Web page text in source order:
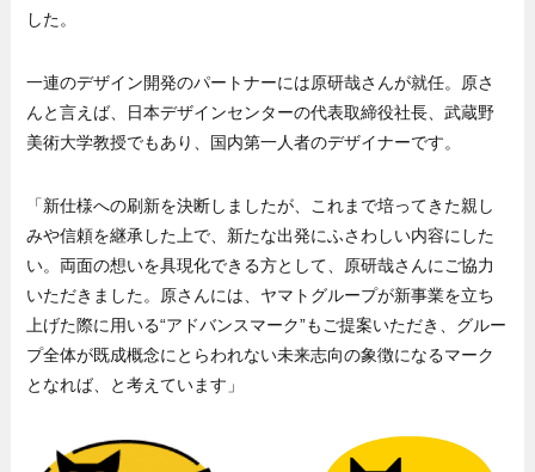
した。
一連のデザイン開発のパートナーには原研哉さんが就任。原さ
んと言えば、日本デザインセンターの代表取締役社長、武蔵野
美術大学教授でもあり、国内第一人者のデザイナーです。
「新仕様への刷新を決断しましたが、これまで培ってきた親し
みや信頼を継承した上で、新たな出発にふさわしい内容にした
い。両面の想いを具現化できる方として、原研哉さんにご協力
いただきました。原さんには、ヤマトグループが新事業を立ち
上げた際に用いる“アドバンスマーク”もご提案いただき、グルー
プ全体が既成概念にとらわれない未来志向の象徴になるマーク
となれば、と考えています」